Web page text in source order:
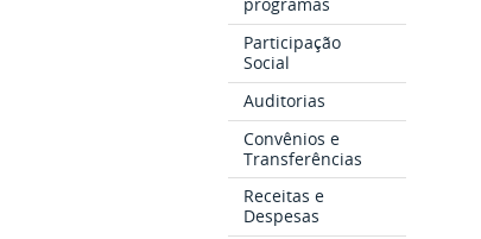
programas
Participação
Social
Auditorias
Convênios e
Transferências
Receitas e
Despesas